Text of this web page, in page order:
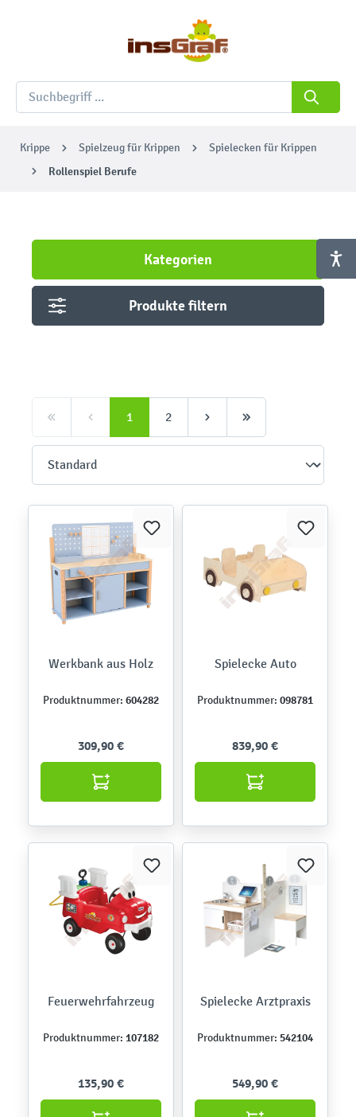
Krippe Spielzeug für Krippen Spielecken für Krippen
Rollenspiel Berufe
Kategorien
Produkte filtern
1 2
Werkbank aus Holz
Produktnummer: 604282
309,90 €
Spielecke Auto
Produktnummer: 098781
839,90 €
Feuerwehrfahrzeug
Produktnummer: 107182
135,90 €
Spielecke Arztpraxis
Produktnummer: 542104
549,90 €